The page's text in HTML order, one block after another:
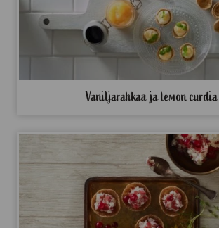
Vaniljarahkaa ja lemon curdia